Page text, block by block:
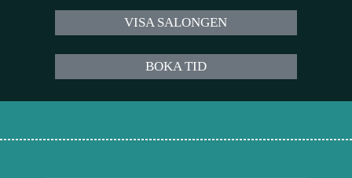
VISA SALONGEN
BOKA TID